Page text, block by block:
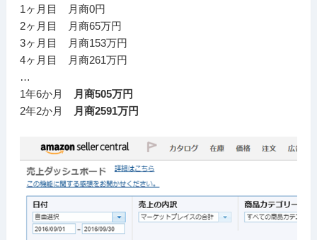
1ヶ月目 月商0円
2ヶ月目 月商65万円
3ヶ月目 月商153万円
4ヶ月目 月商261万円
…
1年6か月
月商505万円
2年2か月
月商2591万円